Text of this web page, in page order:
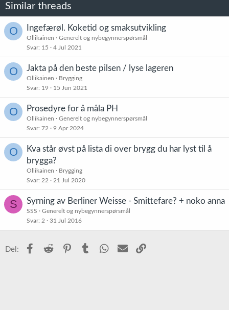
Similar threads
O Ingefærøl. Koketid og smaksutvikling
Ollikainen
Generelt og nybegynnerspørsmål
Svar 15 4 Jul 2021
O Jakta på den beste pilsen / lyse lageren
Ollikainen
Brygging
Svar 19 15 Jun 2021
O Prosedyre for å måla PH
Ollikainen
Generelt og nybegynnerspørsmål
Svar 72 9 Apr 2024
O
Kva står øvst på lista di over brygg du har lyst til å
brygga?
Ollikainen
Brygging
Svar 22 21 Jul 2020
S Syrning av Berliner Weisse - Smittefare? + noko anna
SSS
Generelt og nybegynnerspørsmål
Svar 2 31 Jul 2016
Del: Facebook
Reddit PinterestTumblr WhatsApp
E-post